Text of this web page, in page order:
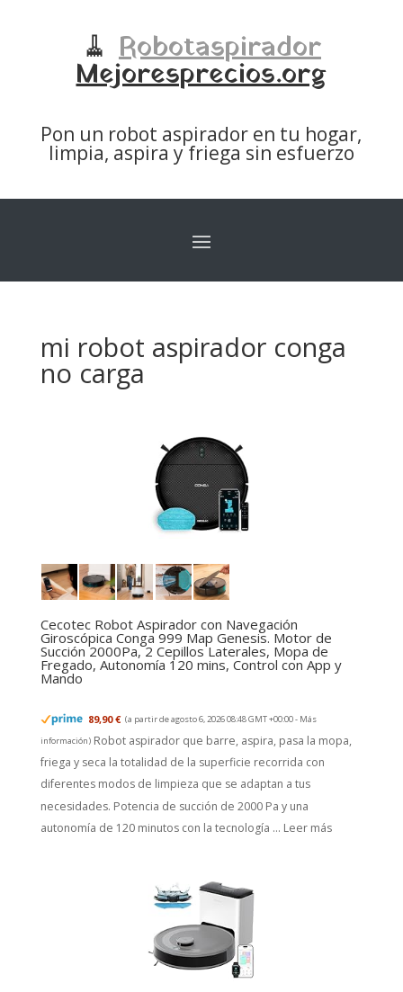
🧹 Robotaspirador
Mejoresprecios.org
Pon un robot aspirador en tu hogar,
limpia, aspira y friega sin esfuerzo
mi robot aspirador conga
no carga
Cecotec Robot Aspirador con Navegación
Giroscópica Conga 999 Map Genesis. Motor de
Succión 2000Pa, 2 Cepillos Laterales, Mopa de
Fregado, Autonomía 120 mins, Control con App y
Mando
89,90 € (a partir de agosto 6, 2026 08:48 GMT +00:00 - Más
información) Robot aspirador que barre, aspira, pasa la mopa,
friega y seca la totalidad de la superficie recorrida con
diferentes modos de limpieza que se adaptan a tus
necesidades. Potencia de succión de 2000 Pa y una
autonomía de 120 minutos con la tecnología ... Leer más